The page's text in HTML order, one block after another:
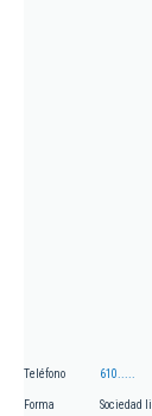
Teléfono 610.....
Forma
Sociedad